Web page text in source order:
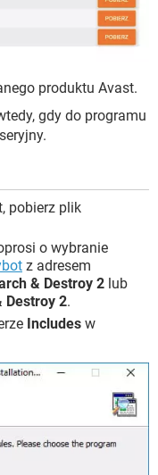
produktu Avast.
gdy do programu
pobierz plik
o wybranie
z adresem
& Destroy 2 lub
Destroy 2.
Includes w